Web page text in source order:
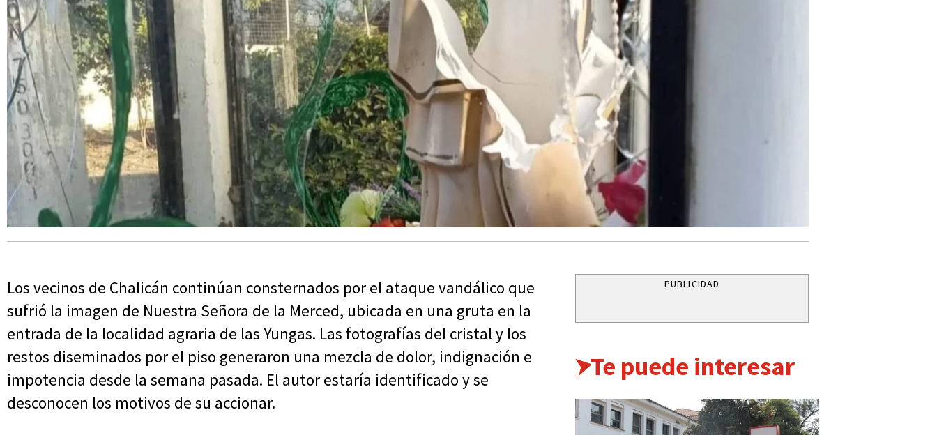
Los vecinos de Chalicán continúan consternados por el ataque vandálico que
sufrió la imagen de Nuestra Señora de la Merced, ubicada en una gruta en la
entrada de la localidad agraria de las Yungas. Las fotografías del cristal y los
restos diseminados por el piso generaron una mezcla de dolor, indignación e
impotencia desde la semana pasada. El autor estaría identificado y se
desconocen los motivos de su accionar.
PUBLICIDAD
Te puede interesar